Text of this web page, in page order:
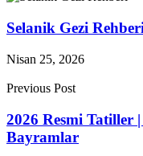
Selanik Gezi Rehberi
Nisan 25, 2026
Previous Post
2026 Resmi Tatiller
Bayramlar